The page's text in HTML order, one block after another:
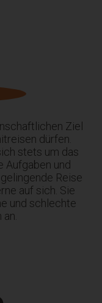
Ziel
dürfen.
stets um das
Aufgaben und
Reise
auf sich. Sie
und schlechte